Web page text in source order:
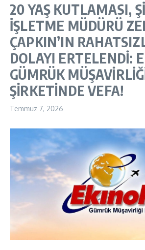
20 YAŞ KUTLAMASI,
İŞLETME MÜDÜRÜ
ÇAPKIN’IN
DOLAYI ERTELENDİ:
GÜMRÜK
ŞİRKETİNDE VEFA!
Temmuz 7, 2026